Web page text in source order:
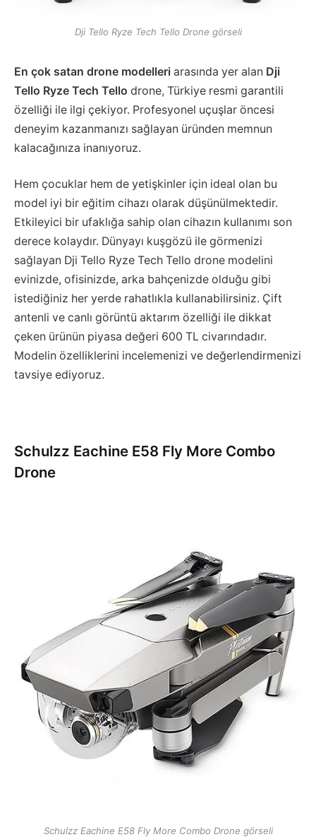
Dji Tello Ryze Tech Tello Drone görseli
En çok satan drone modelleri arasında yer alan Dji
Tello Ryze Tech Tello drone, Türkiye resmi garantili
özelliği ile ilgi çekiyor. Profesyonel uçuşlar öncesi
deneyim kazanmanızı sağlayan üründen memnun
kalacağınıza inanıyoruz.
Hem çocuklar hem de yetişkinler için ideal olan bu
model iyi bir eğitim cihazı olarak düşünülmektedir.
Etkileyici bir ufaklığa sahip olan cihazın kullanımı son
derece kolaydır. Dünyayı kuşgözü ile görmenizi
sağlayan Dji Tello Ryze Tech Tello drone modelini
evinizde, ofisinizde, arka bahçenizde olduğu gibi
istediğiniz her yerde rahatlıkla kullanabilirsiniz. Çift
antenli ve canlı görüntü aktarım özelliği ile dikkat
çeken ürünün piyasa değeri 600 TL civarındadır.
Modelin özelliklerini incelemenizi ve değerlendirmenizi
tavsiye ediyoruz.
Schulzz Eachine E58 Fly More Combo
Drone
Schulzz Eachine E58 Fly More Combo Drone görseli